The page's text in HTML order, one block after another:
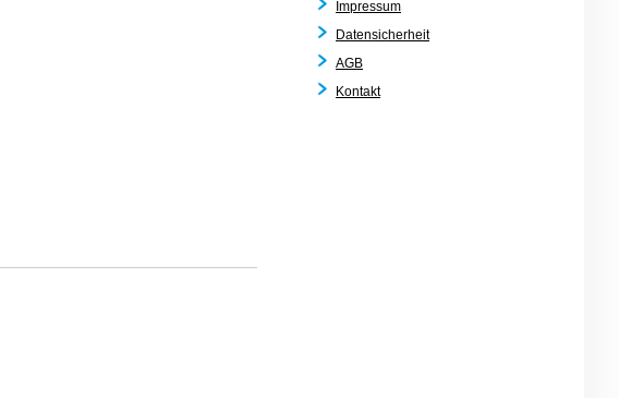
Impressum
Datensicherheit
AGB
Kontakt